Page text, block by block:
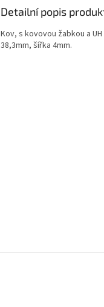
Detailní popis
Kov, s kovovou žabkou a
38,3mm, šířka 4mm.